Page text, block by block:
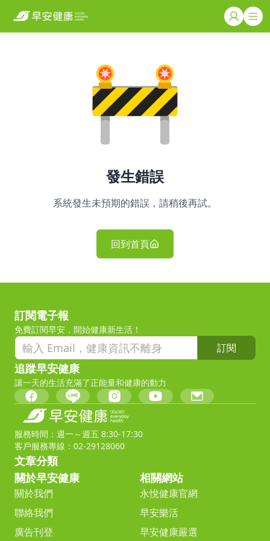
發生錯誤
系統發生未預期的錯誤，請稍後再試。
回到首頁
訂閱電子報
免費訂閱早安，開始健康新生活！
訂閱
追蹤早安健康
讓一天的生活充滿了正能量和健康的動力
服務時間：週一～週五 8:30-17:30
客戶服務專線：02-29128060
文章分類
關於早安健康
關於我們
聯絡我們
廣告刊登
相關網站
永悅健康官網
早安樂活
早安健康嚴選